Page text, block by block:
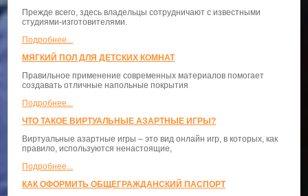
Прежде всего, здесь владельцы сотрудничают с известными
студиями-изготовителями.
Подробнее...
МЯГКИЙ ПОЛ ДЛЯ ДЕТСКИХ КОМНАТ
Правильное применение современных материалов помогает
создавать отличные напольные покрытия
Подробнее...
ЧТО ТАКОЕ ВИРТУАЛЬНЫЕ АЗАРТНЫЕ ИГРЫ?
Виртуальные азартные игры – это вид онлайн игр, в которых, как
правило, используются ненастоящие,
Подробнее...
КАК ОФОРМИТЬ ОБЩЕГРАЖДАНСКИЙ ПАСПОРТ